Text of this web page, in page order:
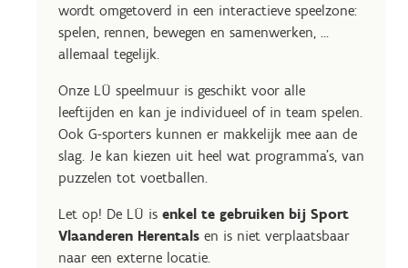
wordt omgetoverd in een interactieve speelzone:
spelen, rennen, bewegen en samenwerken, ...
allemaal tegelijk.
Onze LÜ speelmuur is geschikt voor alle
leeftijden en kan je individueel of in team spelen.
Ook G-sporters kunnen er makkelijk mee aan de
slag. Je kan kiezen uit heel wat programma's, van
puzzelen tot voetballen.
Let op! De LÜ is enkel te gebruiken bij Sport
Vlaanderen Herentals en is niet verplaatsbaar
naar een externe locatie.